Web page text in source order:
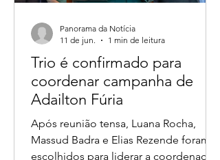
Trio é confirmado para
coordenar campanha de
Adailton Fúria
Após reunião tensa, Luana Rocha,
Panorama da Notícia
11 de jun.
1 min de leitura